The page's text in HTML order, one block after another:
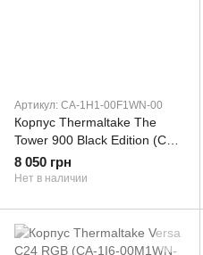
Артикул: CA-1H1-00F1WN-00
Корпус Thermaltake The
Tower 900 Black Edition (CA-
1H1-00F1WN-00) (CA-1H1-
00F1WN-00)
8 050 грн
Нет в наличии